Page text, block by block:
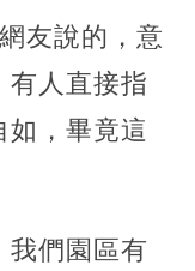
友說的，意
有人直接指
如，畢竟這
我們園區有